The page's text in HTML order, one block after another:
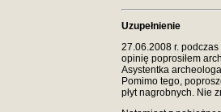
Uzupełnienie
27.06.2008 r.
opinię poprosiłem
Asystentka
Pomimo tego,
płyt nagrobnych. Nie